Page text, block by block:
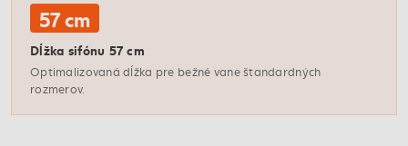
57 cm
Dĺžka sifónu 57 cm
Optimalizovaná dĺžka pre bežné vane štandardných
rozmerov.